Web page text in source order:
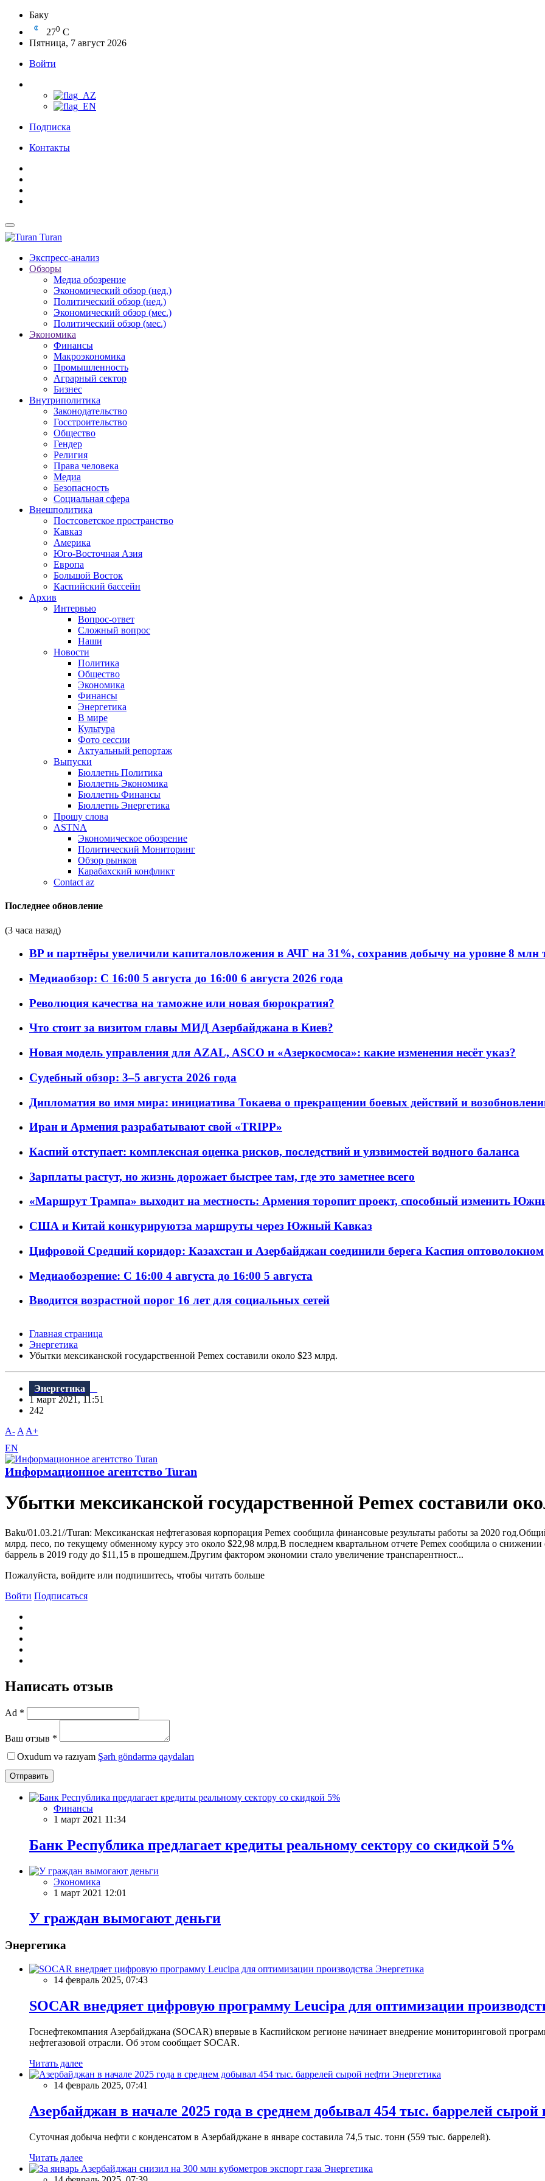
Баку
270 C
Пятница, 7 август 2026
Войти
Подписка
Контакты
Turan
Экспресс-анализ
Обзоры
Медиа обозрение
Экономический обзор (нед.)
Политический обзор (нед.)
Экономический обзор (мес.)
Политический обзор (мес.)
Экономика
Финансы
Макроэкономика
Промышленность
Аграрный сектор
Бизнес
Внутриполитика
Законодательство
Госстроительство
Общество
Гендер
Религия
Права человека
Медиа
Безопасность
Социальная сфера
Внешполитика
Постсоветское пространство
Кавказ
Америка
Юго-Восточная Азия
Европа
Большой Восток
Каспийский бассейн
Архив
Интервью
Вопрос-ответ
Сложный вопрос
Наши
Новости
Политика
Общество
Экономика
Финансы
Энергетика
В мире
Культура
Фото сессии
Актуальный репортаж
Выпуски
Бюллетнь Политика
Бюллетнь Экономика
Бюллетнь Финансы
Бюллетнь Энергетика
Прошу слова
ASTNA
Экономическое обозрение
Политический Мониторинг
Обзор рынков
Карабахский конфликт
Contact az
Последнее обновление
(3 часа назад)
BP и партнёры увеличили капиталовложения в АЧГ на 31%, сохранив добычу на уровне 8 млн
Медиаобзор: С 16:00 5 августа до 16:00 6 августа 2026 года
Революция качества на таможне или новая бюрократия?
Что стоит за визитом главы МИД Азербайджана в Киев?
Новая модель управления для AZAL, ASCO и «Азеркосмоса»: какие изменения несёт указ?
Судебный обзор: 3–5 августа 2026 года
Дипломатия во имя мира: инициатива Токаева о прекращении боевых действий и
Иран и Армения разрабатывают свой «TRIPP»
Каспий отступает: комплексная оценка рисков, последствий и уязвимостей водного баланса
Зарплаты растут, но жизнь дорожает быстрее там, где это заметнее всего
«Маршрут Трампа» выходит на местность: Армения торопит проект, способный изменить
США и Китай конкурируютза маршруты через Южный Кавказ
Цифровой Средний коридор: Казахстан и Азербайджан соединили берега Каспия оптоволокном
Медиаобозрение: С 16:00 4 августа до 16:00 5 августа
Вводится возрастной порог 16 лет для социальных сетей
Главная страница
Энергетика
Убытки мексиканской государственной Pemex составили около $23 млрд.
Энергетика
1 март 2021, 11:51
242
A- A A+
EN
Информационное агентство Turan
Убытки мексиканской государственной Pemex составили
Baku/01.03.21//Turan: Мексиканская нефтегазовая корпорация Pemex сообщила финансовые результаты работы за 2020
млрд. песо, по текущему обменному курсу это около $22,98 млрд.В последнем квартальном отчете Pemex сообщила о
баррель в 2019 году до $11,15 в прошедшем.Другим фактором экономии стало увеличение транспарентност...
Пожалуйста, войдите или подпишитесь, чтобы читать больше
Войти Подписаться
Написать отзыв
Ad *
Ваш отзыв *
Oxudum və razıyam Şərh göndərmə qaydaları
Отправить
Финансы
1 март 2021 11:34
Банк Республика предлагает кредиты реальному сектору со скидкой 5%
Экономика
1 март 2021 12:01
У граждан вымогают деньги
Энергетика
Энергетика
14 февраль 2025, 07:43
SOCAR внедряет цифровую программу Leucipa для оптимизации
Госнефтекомпания Азербайджана (SOCAR) впервые в Каспийском регионе начинает внедрение мониторинговой
нефтегазовой отрасли. Об этом сообщает SOCAR.
Читать далее
Энергетика
14 февраль 2025, 07:41
Азербайджан в начале 2025 года в среднем добывал 454 тыс. баррелей сырой
Суточная добыча нефти с конденсатом в Азербайджане в январе составила 74,5 тыс. тонн (559 тыс. баррелей).
Читать далее
Энергетика